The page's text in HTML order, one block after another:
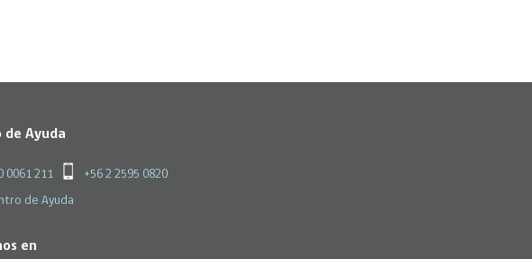
de Ayuda
0061 211 +56 2 2595 0820
de Ayuda
en